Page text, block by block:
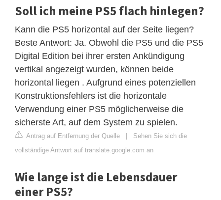
Soll ich meine PS5 flach hinlegen?
Kann die PS5 horizontal auf der Seite liegen?
Beste Antwort: Ja. Obwohl die PS5 und die PS5
Digital Edition bei ihrer ersten Ankündigung
vertikal angezeigt wurden, können beide
horizontal liegen . Aufgrund eines potenziellen
Konstruktionsfehlers ist die horizontale
Verwendung einer PS5 möglicherweise die
sicherste Art, auf dem System zu spielen.
Antrag auf Entfernung der Quelle | Sehen Sie sich die
vollständige Antwort auf translate.google.com an
Wie lange ist die Lebensdauer
einer PS5?